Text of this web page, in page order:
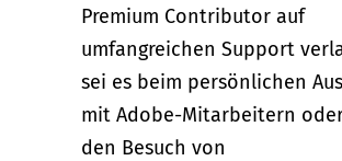
Premium Contributor auf
umfangreichen Support
sei es beim persönlichen
mit Adobe-Mitarbeitern
den Besuch von